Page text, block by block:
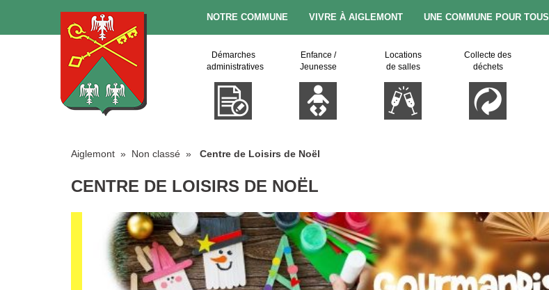
NOTRE COMMUNE VIVRE À AIGLEMONT UNE COMMUNE POUR TOUS
Démarches
administratives
Enfance /
Jeunesse
Locations
de salles
Collecte des
déchets
Aiglemont » Non classé » Centre de Loisirs de Noël
CENTRE DE LOISIRS DE NOËL